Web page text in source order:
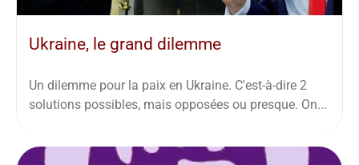
Ukraine, le grand dilemme
Un dilemme pour la paix en Ukraine. C'est-à-dire 2
solutions possibles, mais opposées ou presque. On...